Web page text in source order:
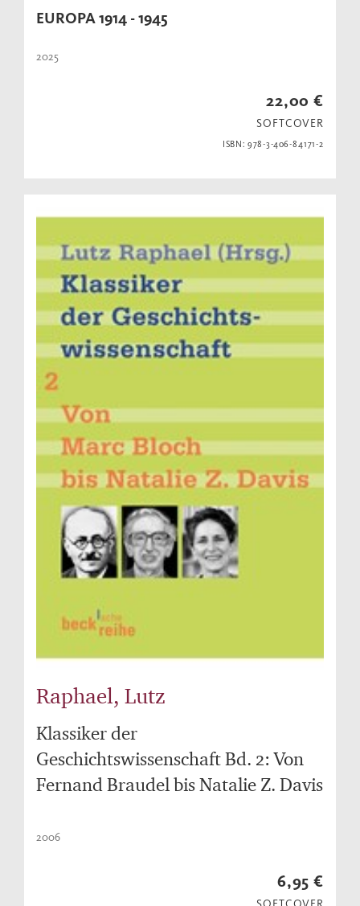
EUROPA 1914 - 1945
2025
22,00 €
SOFTCOVER
ISBN: 978-3-406-84171-2
Raphael, Lutz
Klassiker der
Geschichtswissenschaft Bd. 2: Von
Fernand Braudel bis Natalie Z. Davis
2006
6,95 €